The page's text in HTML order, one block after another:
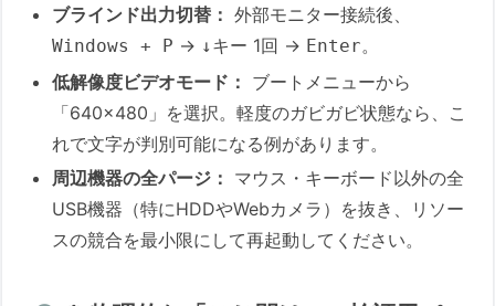
ブラインド出力切替： 外部モニター接続後、
Windows + P → ↓キー 1回 → Enter。
低解像度ビデオモード： ブートメニューから
「640×480」を選択。軽度のガビガビ状態なら、こ
れで文字が判別可能になる例があります。
周辺機器の全パージ： マウス・キーボード以外の全
USB機器（特にHDDやWebカメラ）を抜き、リソー
スの競合を最小限にして再起動してください。